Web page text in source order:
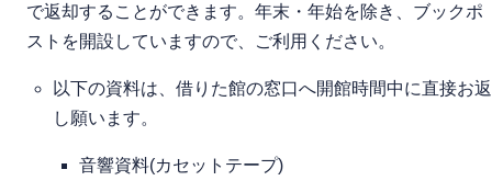
で返却することができます。年末・年始を除き、ブックポ
ストを開設していますので、ご利用ください。
以下の資料は、借りた館の窓口へ開館時間中に直接お返
し願います。
音響資料(カセットテープ)